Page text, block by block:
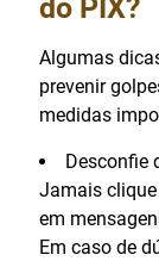
do PIX?
Algumas
prevenir
medidas
Desconfie
Jamais
em
Em caso de